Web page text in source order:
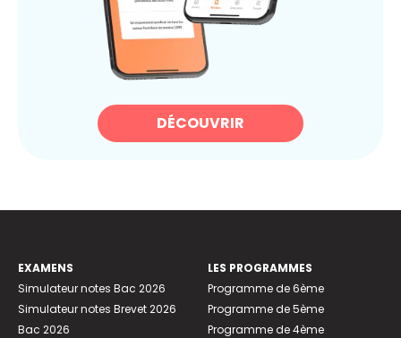
DÉCOUVRIR
EXAMENS
Simulateur notes Bac 2026
Simulateur notes Brevet 2026
Bac 2026
LES PROGRAMMES
Programme de 6ème
Programme de 5ème
Programme de 4ème